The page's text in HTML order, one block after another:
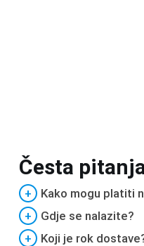
Česta
+
Kako mogu platiti
+
Gdje se nalazite?
+
Koji je rok